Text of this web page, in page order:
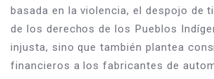
basada en la violencia, el despojo de
de los derechos de los Pueblos
injusta, sino que también plantea
financieros a los fabricantes de